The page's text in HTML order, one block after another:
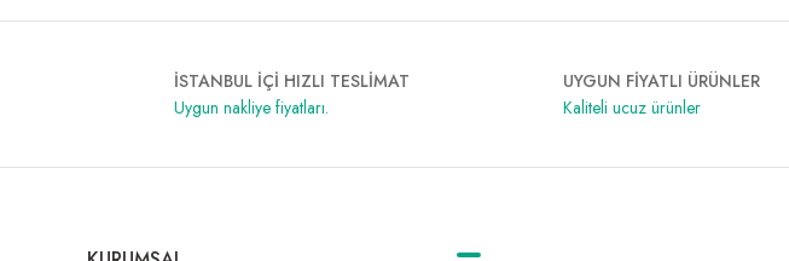
İSTANBUL İÇİ HIZLI TESLİMAT
Uygun nakliye fiyatları.
UYGUN FİYATLI ÜRÜNLER
Kaliteli ucuz ürünler